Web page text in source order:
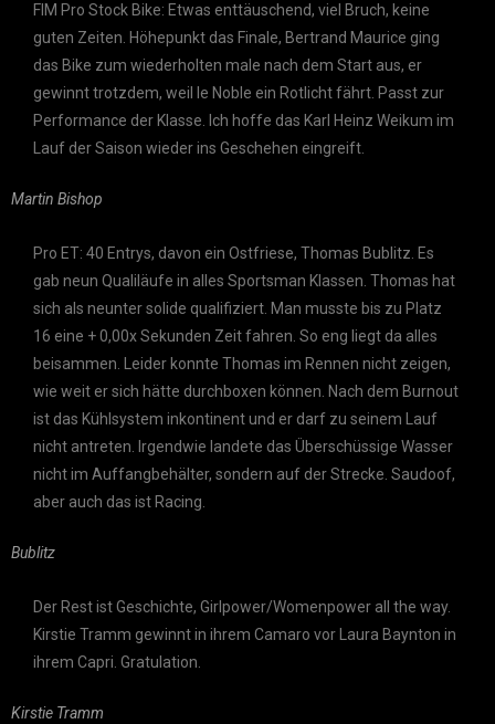
FIM Pro Stock Bike: Etwas enttäuschend, viel Bruch, keine
guten Zeiten. Höhepunkt das Finale, Bertrand Maurice ging
das Bike zum wiederholten male nach dem Start aus, er
gewinnt trotzdem, weil le Noble ein Rotlicht fährt. Passt zur
Performance der Klasse. Ich hoffe das Karl Heinz Weikum im
Lauf der Saison wieder ins Geschehen eingreift.
Martin Bishop
Pro ET: 40 Entrys, davon ein Ostfriese, Thomas Bublitz. Es
gab neun Qualiläufe in alles Sportsman Klassen. Thomas hat
sich als neunter solide qualifiziert. Man musste bis zu Platz
16 eine + 0,00x Sekunden Zeit fahren. So eng liegt da alles
beisammen. Leider konnte Thomas im Rennen nicht zeigen,
wie weit er sich hätte durchboxen können. Nach dem Burnout
ist das Kühlsystem inkontinent und er darf zu seinem Lauf
nicht antreten. Irgendwie landete das Überschüssige Wasser
nicht im Auffangbehälter, sondern auf der Strecke. Saudoof,
aber auch das ist Racing.
Bublitz
Der Rest ist Geschichte, Girlpower/Womenpower all the way.
Kirstie Tramm gewinnt in ihrem Camaro vor Laura Baynton in
ihrem Capri. Gratulation.
Kirstie Tramm